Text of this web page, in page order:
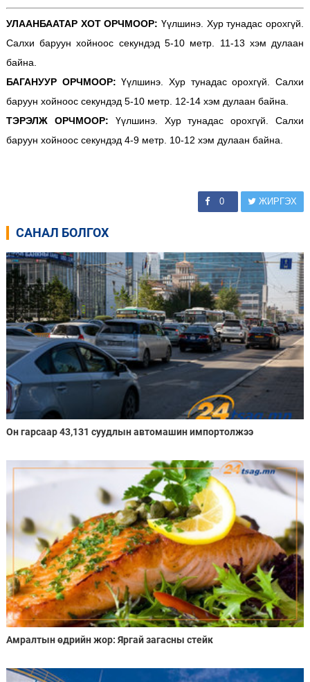
УЛААНБААТАР ХОТ ОРЧМООР: Үүлшинэ. Хур тунадас орохгүй.
Салхи баруун хойноос секундэд 5-10 метр. 11-13 хэм дулаан
байна.
БАГАНУУР ОРЧМООР: Үүлшинэ. Хур тунадас орохгүй. Салхи
баруун хойноос секундэд 5-10 метр. 12-14 хэм дулаан байна.
ТЭРЭЛЖ ОРЧМООР: Үүлшинэ. Хур тунадас орохгүй. Салхи
баруун хойноос секундэд 4-9 метр. 10-12 хэм дулаан байна.
0 ЖИРГЭХ
САНАЛ БОЛГОХ
Он гарсаар 43,131 суудлын автомашин импортолжээ
Амралтын өдрийн жор: Яргай загасны стейк